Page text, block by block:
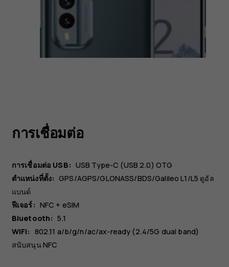
การเชื่อมต่อ
การเชื่อมต่อ USB: USB Type-C (USB 2.0) OTG
ตำแหน่งที่ตั้ง: GPS/AGPS/GLONASS/BDS/Galileo L1/L5 ดูอัล
แบนด์
ฟีเจอร์: NFC + eSIM
Bluetooth: 5.1
WiFi: 802.11 a/b/g/n/ac/ax-ready (2.4/5G dual band)
สนับสนุน NFC